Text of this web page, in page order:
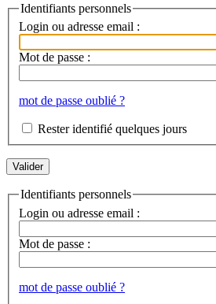
Identifiants personnels
Login ou adresse email :
Mot de passe :
mot de passe oublié ?
Rester identifié quelques jours
Identifiants personnels
Login ou adresse email :
Mot de passe :
mot de passe oublié ?